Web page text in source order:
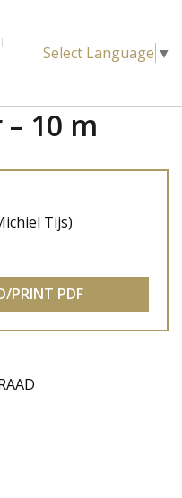
Select Language ▼
10 m
Tijs)
PRINT PDF